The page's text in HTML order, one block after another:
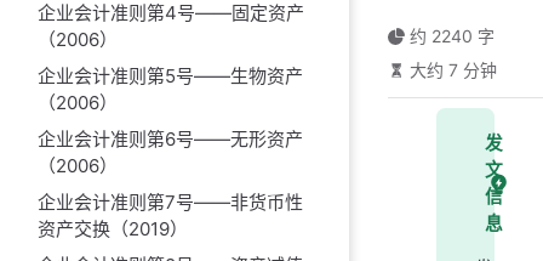
企业会计准则第4号——固定资产
（2006）
企业会计准则第5号——生物资产
（2006）
企业会计准则第6号——无形资产
（2006）
企业会计准则第7号——非货币性
资产交换（2019）
约 2240 字
大约 7 分钟
发
文
信
息